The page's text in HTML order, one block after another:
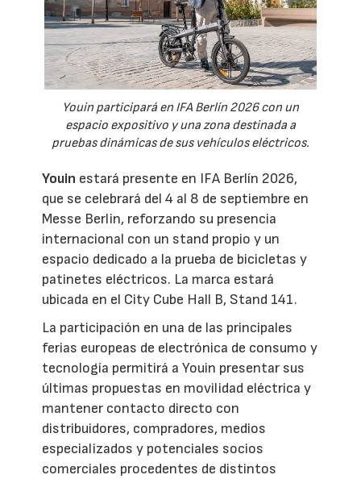
Youin participará en IFA Berlín 2026 con un
espacio expositivo y una zona destinada a
pruebas dinámicas de sus vehículos eléctricos.
Youin estará presente en IFA Berlín 2026,
que se celebrará del 4 al 8 de septiembre en
Messe Berlin, reforzando su presencia
internacional con un stand propio y un
espacio dedicado a la prueba de bicicletas y
patinetes eléctricos. La marca estará
ubicada en el City Cube Hall B, Stand 141.
La participación en una de las principales
ferias europeas de electrónica de consumo y
tecnología permitirá a Youin presentar sus
últimas propuestas en movilidad eléctrica y
mantener contacto directo con
distribuidores, compradores, medios
especializados y potenciales socios
comerciales procedentes de distintos